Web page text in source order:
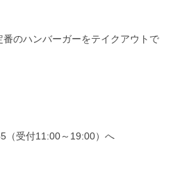
のハンバーガーをテイクアウトで
（受付11:00～19:00）へ